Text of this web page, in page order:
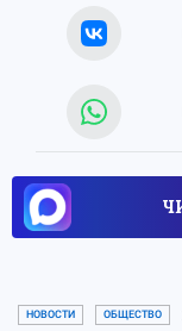
НОВОСТИ ОБЩЕСТВО